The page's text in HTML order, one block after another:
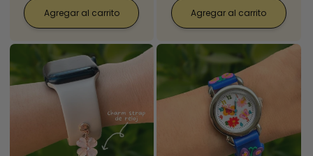
Agregar al carrito Agregar al carrito